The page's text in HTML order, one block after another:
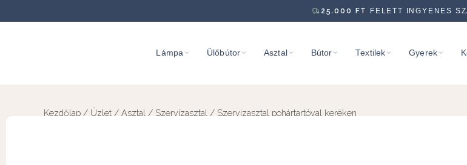
25.000 FT FELETT INGYENES
Lámpa Ülőbútor Asztal Bútor Textilek Gyerek
Kezdőlap / Üzlet / Asztal / Szervízasztal / Szervizasztal pohártartóval keréken